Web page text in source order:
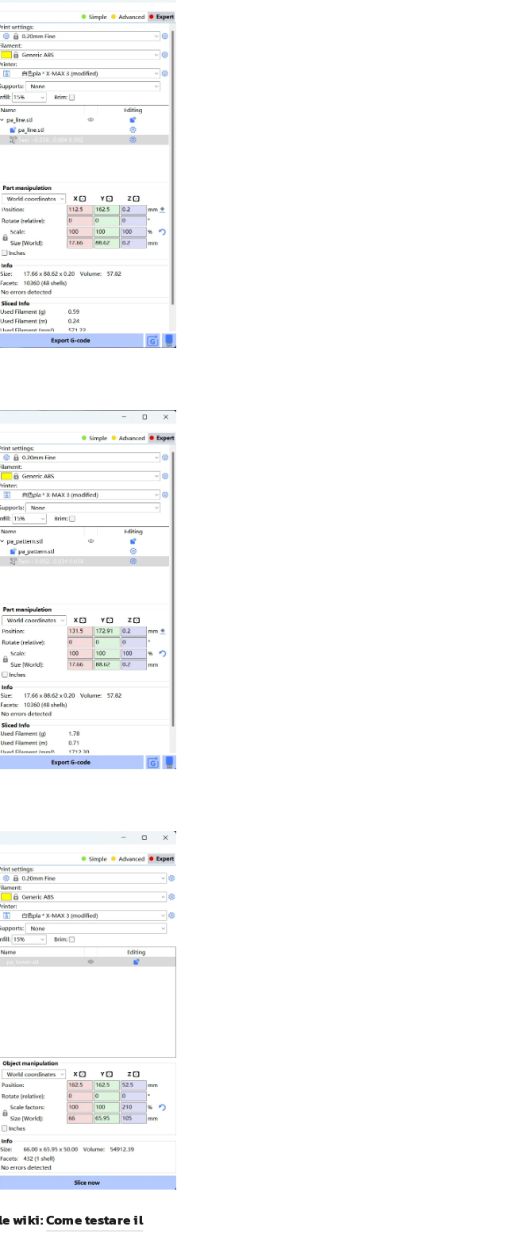
wiki:Come testare il